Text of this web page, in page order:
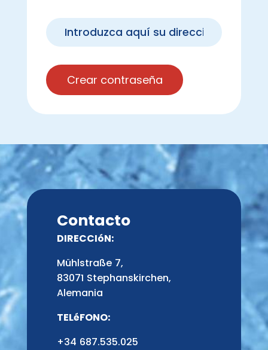
Crear contraseña
Contacto
DIRECCIóN:
Mühlstraße 7,
83071 Stephanskirchen,
Alemania
TELéFONO:
+34 687.535.025